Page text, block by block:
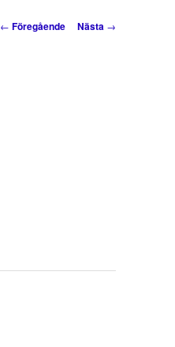
Inläggsnavigering
← Föregående Nästa →